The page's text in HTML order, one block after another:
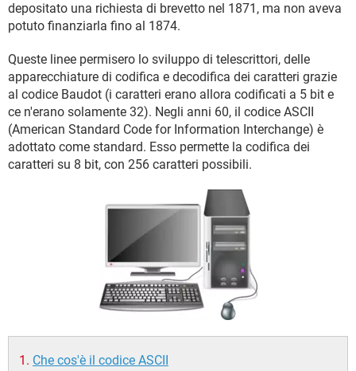
depositato una richiesta di brevetto nel 1871, ma non aveva
potuto finanziarla fino al 1874.
Queste linee permisero lo sviluppo di telescrittori, delle
apparecchiature di codifica e decodifica dei caratteri grazie
al codice Baudot (i caratteri erano allora codificati a 5 bit e
ce n'erano solamente 32). Negli anni 60, il codice ASCII
(American Standard Code for Information Interchange) è
adottato come standard. Esso permette la codifica dei
caratteri su 8 bit, con 256 caratteri possibili.
Che cos'è il codice ASCII